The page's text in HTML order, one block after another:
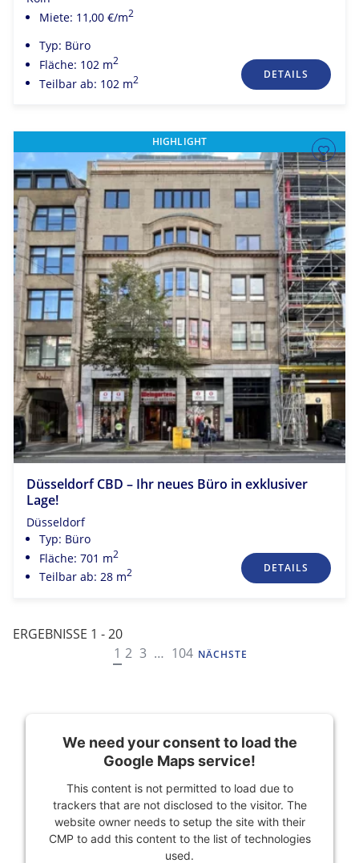
Miete: 11,00 €/m2
Typ: Büro
Fläche: 102 m2
Teilbar ab: 102 m2 DETAILS
HIGHLIGHT
Düsseldorf CBD – Ihr neues Büro in exklusiver
Lage!
Düsseldorf
Typ: Büro
Fläche: 701 m2
Teilbar ab: 28 m2 DETAILS
ERGEBNISSE 1 - 20
NAVIGATION
1 2 3 … 104 NÄCHSTE
We need your consent to load the
Google Maps service!
This content is not permitted to load due to
trackers that are not disclosed to the visitor. The
website owner needs to setup the site with their
CMP to add this content to the list of technologies
used.